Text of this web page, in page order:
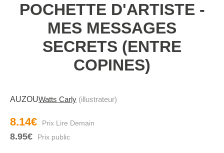
POCHETTE D'ARTISTE -
MES MESSAGES
SECRETS (ENTRE
COPINES)
AUZOUWatts Carly (illustrateur)
8.14€
8.95€